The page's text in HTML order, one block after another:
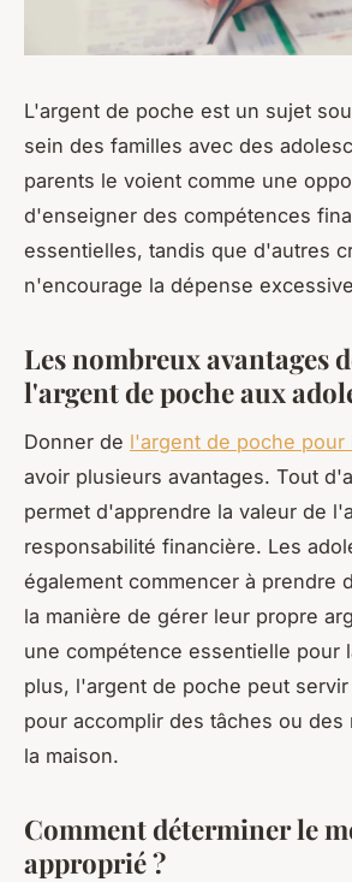
L'argent de poche est un sujet
sein des familles avec des
parents le voient comme une
d'enseigner des compétences
essentielles, tandis que d'autres
n'encourage la dépense
Les nombreux avantages
l'argent de poche aux
Donner de l'argent de poche pour
avoir plusieurs avantages. Tout
permet d'apprendre la valeur de
responsabilité financière. Les
également commencer à prendre
la manière de gérer leur propre
une compétence essentielle pour
plus, l'argent de poche peut
pour accomplir des tâches ou des
la maison.
Comment déterminer le
approprié ?